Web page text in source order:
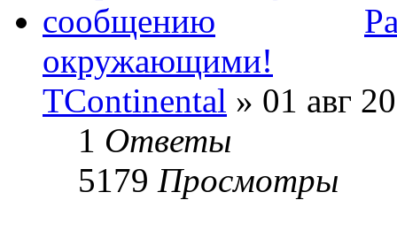
окружающими!
TContinental » 01 авг
1 Ответы
5179 Просмотры